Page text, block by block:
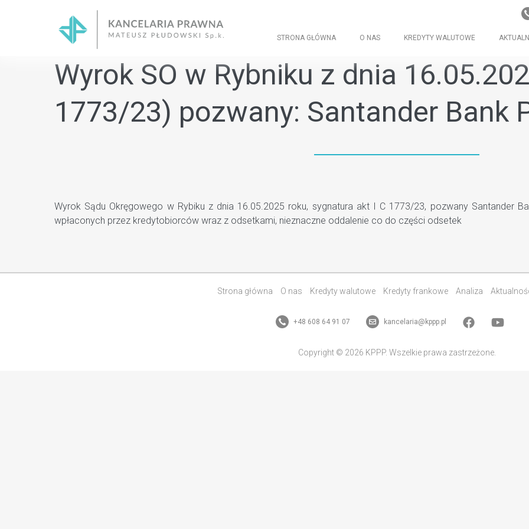
STRONA GŁÓWNA O NAS KREDYTY WALUTOWE
Wyrok SO w Rybniku z dnia
1773/23) pozwany: Santander Bank
Wyrok Sądu Okręgowego w Rybiku z dnia 16.05.2025 roku, sygnatura akt I C 1773/23, pozwany Santander
wpłaconych przez kredytobiorców wraz z odsetkami, nieznaczne oddalenie co do części odsetek
Strona główna O nas Kredyty walutowe Kredyty frankowe Analiza
+48 608 64 91 07 kancelaria@kppp.pl
Copyright © 2026 KPPP. Wszelkie prawa zastrzeżone.